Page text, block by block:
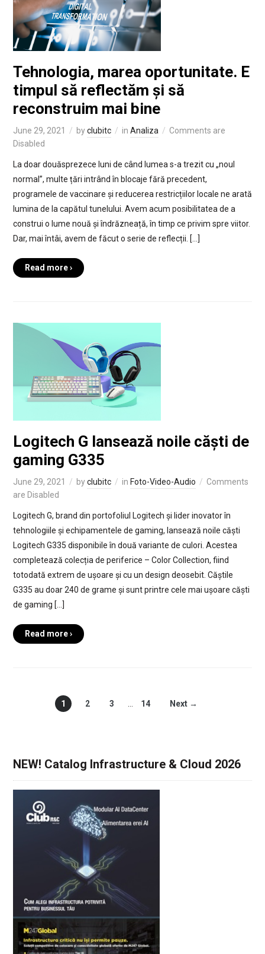
Tehnologia, marea oportunitate. E
timpul să reflectăm și să
reconstruim mai bine
June 29, 2021 byclubitc in Analiza
Comments are
Disabled
La doar douăsprezece luni de când lumea s-a trezit cu „noul
normal”, multe țări intrând în blocaje fără precedent,
programele de vaccinare și reducerea restricțiilor locale ne arată
lumina de la capătul tunelului. Avem acum posibilitatea de a
construi o lume nouă și îndrăzneață, în timp ce privim spre viitor.
Dar, mai întâi, avem de făcut o serie de reflecții. […]
Read more ›
Logitech G lansează noile căști de
gaming G335
June 29, 2021 byclubitc in Foto-Video-Audio
Comments
are Disabled
Logitech G, brand din portofoliul Logitech și lider inovator în
tehnologiile și echipamentele de gaming, lansează noile căști
Logitech G335 disponibile în două variante de culori. Acestea
completează colecția de periferice – Color Collection, fiind
totodată extrem de ușoare și cu un design deosebit. Căștile
G335 au doar 240 de grame și sunt printre cele mai ușoare căști
de gaming […]
Read more ›
1 2 3 … 14 Next →
NEW! Catalog Infrastructure & Cloud 2026